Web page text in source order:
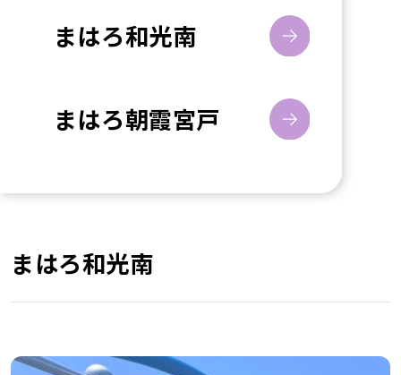
まはろ和光南
まはろ和光南
まはろ朝霞宮戸